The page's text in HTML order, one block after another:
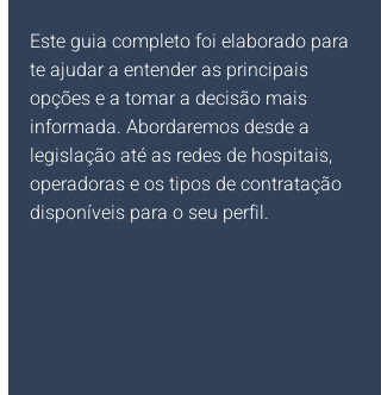
Este guia completo foi elaborado para
te ajudar a entender as principais
opções e a tomar a decisão mais
informada. Abordaremos desde a
legislação até as redes de hospitais,
operadoras e os tipos de contratação
disponíveis para o seu perfil.